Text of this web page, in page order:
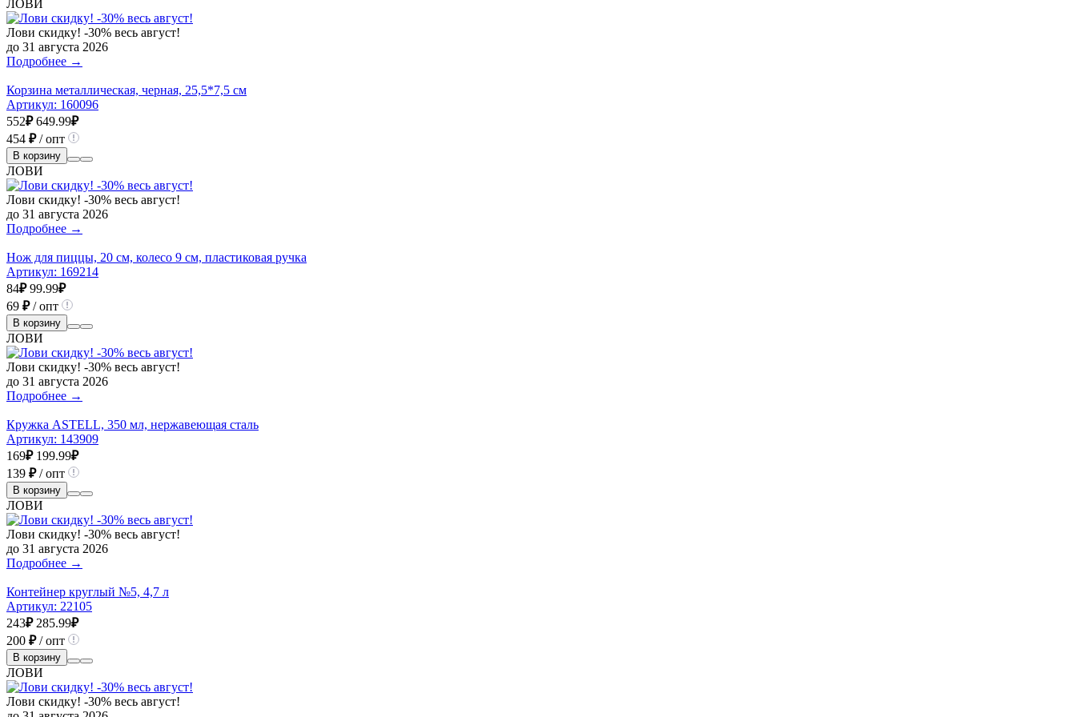
ЛОВИ
Лови скидку! -30% весь август!
до 31 августа 2026
Подробнее →
Корзина металлическая, черная, 25,5*7,5 см
Артикул: 160096
552₽ 649.99₽
454 ₽/ опт
В корзину
ЛОВИ
Лови скидку! -30% весь август!
до 31 августа 2026
Подробнее →
Нож для пиццы, 20 см, колесо 9 см, пластиковая ручка
Артикул: 169214
84₽ 99.99₽
69 ₽/ опт
В корзину
ЛОВИ
Лови скидку! -30% весь август!
до 31 августа 2026
Подробнее →
Кружка ASTELL, 350 мл, нержавеющая сталь
Артикул: 143909
169₽ 199.99₽
139 ₽/ опт
В корзину
ЛОВИ
Лови скидку! -30% весь август!
до 31 августа 2026
Подробнее →
Контейнер круглый №5, 4,7 л
Артикул: 22105
243₽ 285.99₽
200 ₽/ опт
В корзину
ЛОВИ
Лови скидку! -30% весь август!